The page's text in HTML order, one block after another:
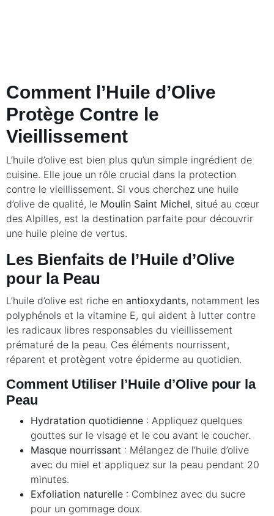
Comment l’Huile d’Olive
Protège Contre le
Vieillissement
L’huile d’olive est bien plus qu’un simple ingrédient de
cuisine. Elle joue un rôle crucial dans la protection
contre le vieillissement. Si vous cherchez une huile
d’olive de qualité, le Moulin Saint Michel, situé au cœur
des Alpilles, est la destination parfaite pour découvrir
une huile pleine de vertus.
Les Bienfaits de l’Huile d’Olive
pour la Peau
L’huile d’olive est riche en antioxydants, notamment les
polyphénols et la vitamine E, qui aident à lutter contre
les radicaux libres responsables du vieillissement
prématuré de la peau. Ces éléments nourrissent,
réparent et protègent votre épiderme au quotidien.
Comment Utiliser l’Huile d’Olive pour la
Peau
Hydratation quotidienne : Appliquez quelques
gouttes sur le visage et le cou avant le coucher.
Masque nourrissant : Mélangez de l’huile d’olive
avec du miel et appliquez sur la peau pendant 20
minutes.
Exfoliation naturelle : Combinez avec du sucre
pour un gommage doux.